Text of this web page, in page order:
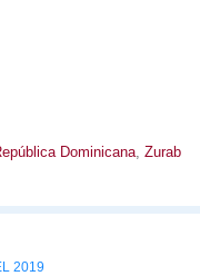
Dominicana, Zurab
2019